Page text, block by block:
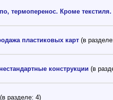
термоперенос. Кроме текстиля.
пластиковых карт (в
конструкции (в
(в разделе: 4)